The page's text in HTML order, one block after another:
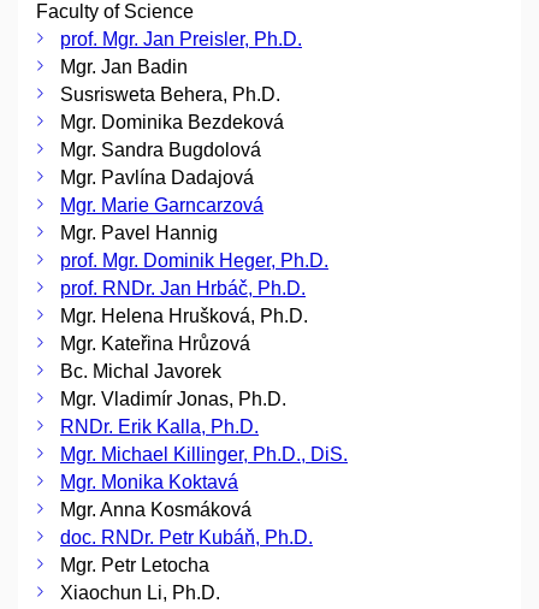
Faculty of Science
prof. Mgr. Jan Preisler, Ph.D.
Mgr. Jan Badin
Susrisweta Behera, Ph.D.
Mgr. Dominika Bezdeková
Mgr. Sandra Bugdolová
Mgr. Pavlína Dadajová
Mgr. Marie Garncarzová
Mgr. Pavel Hannig
prof. Mgr. Dominik Heger, Ph.D.
prof. RNDr. Jan Hrbáč, Ph.D.
Mgr. Helena Hrušková, Ph.D.
Mgr. Kateřina Hrůzová
Bc. Michal Javorek
Mgr. Vladimír Jonas, Ph.D.
RNDr. Erik Kalla, Ph.D.
Mgr. Michael Killinger, Ph.D., DiS.
Mgr. Monika Koktavá
Mgr. Anna Kosmáková
doc. RNDr. Petr Kubáň, Ph.D.
Mgr. Petr Letocha
Xiaochun Li, Ph.D.